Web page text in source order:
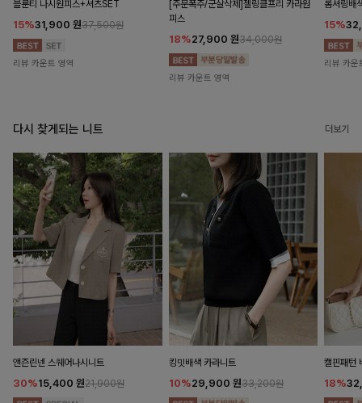
블룬티 나시원피스+셔츠SET
15%31,900 원37,500원
리뷰 카운트 영역
[주문폭주/군살삭제]젤링클프리 카라원
피스
18%27,900 원34,000원
리뷰 카운트 영역
롬셔링배
15%
리뷰 카운
다시 찾게되는 니트 더보기
앤즌린넨 스퀘어나시니트
30%15,400 원21,900원
킹밋배색 카라니트
10%29,900 원33,200원
캘핀패턴
18%